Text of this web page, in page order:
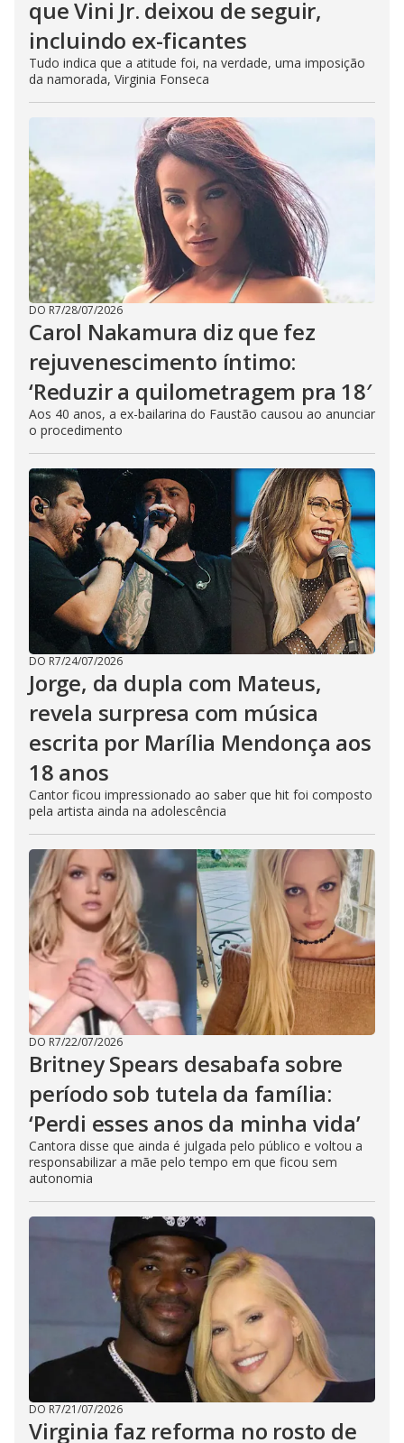
que Vini Jr. deixou de seguir,
incluindo ex-ficantes
Tudo indica que a atitude foi, na verdade, uma imposição
da namorada, Virginia Fonseca
DO R7/28/07/2026
Carol Nakamura diz que fez
rejuvenescimento íntimo:
‘Reduzir a quilometragem pra 18′
Aos 40 anos, a ex-bailarina do Faustão causou ao anunciar
o procedimento
DO R7/24/07/2026
Jorge, da dupla com Mateus,
revela surpresa com música
escrita por Marília Mendonça aos
18 anos
Cantor ficou impressionado ao saber que hit foi composto
pela artista ainda na adolescência
DO R7/22/07/2026
Britney Spears desabafa sobre
período sob tutela da família:
‘Perdi esses anos da minha vida’
Cantora disse que ainda é julgada pelo público e voltou a
responsabilizar a mãe pelo tempo em que ficou sem
autonomia
DO R7/21/07/2026
Virginia faz reforma no rosto de